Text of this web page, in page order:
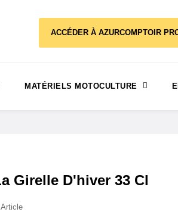
ACCÉDER À AZURCOMPTOIR
MATÉRIELS MOTOCULTURE
Girelle D'hiver 33 Cl
Article